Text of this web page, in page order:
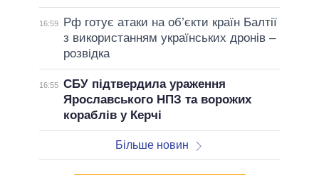
16:59
Рф готує атаки на об’єкти країн Балтії
з використанням українських дронів –
розвідка
16:55 СБУ підтвердила ураження
Ярославського НПЗ та ворожих
кораблів у Керчі
Більше новин